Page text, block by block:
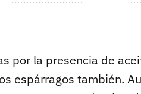
por la presencia de
espárragos también.